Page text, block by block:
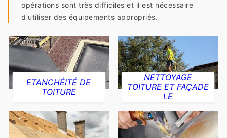
opérations sont très difficiles et il est nécessaire
d'utiliser des équipements appropriés.
ETANCHÉITÉ DE
TOITURE
NETTOYAGE
TOITURE ET FAÇADE
LE